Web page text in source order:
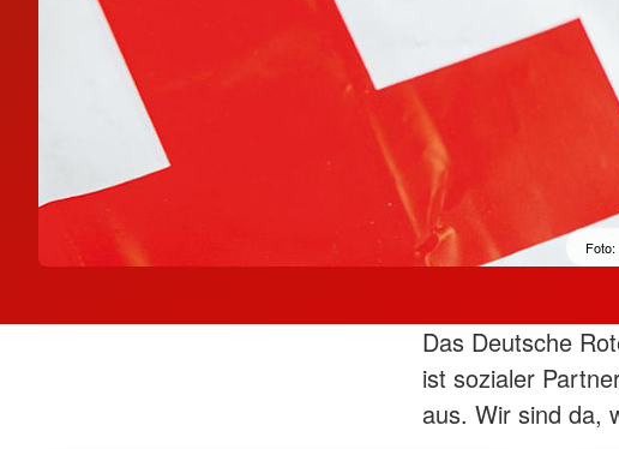
Das Deutsche
ist sozialer
aus. Wir sind da,